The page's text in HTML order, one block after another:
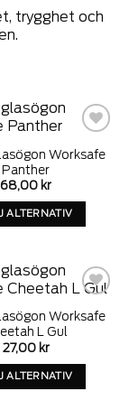
trygghet och
wishlist
Worksafe
Panther
68,00 kr
ALTERNATIV
har
alternativ
kan
väljas
på
produktens
wishlist
Worksafe
L Gul
27,00 kr
ALTERNATIV